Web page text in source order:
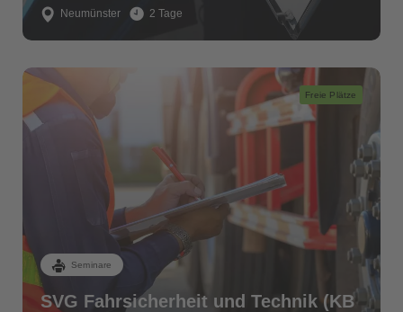
Neumünster
2 Tage
Freie Plätze
Seminare
SVG Fahrsicherheit und Technik (KB